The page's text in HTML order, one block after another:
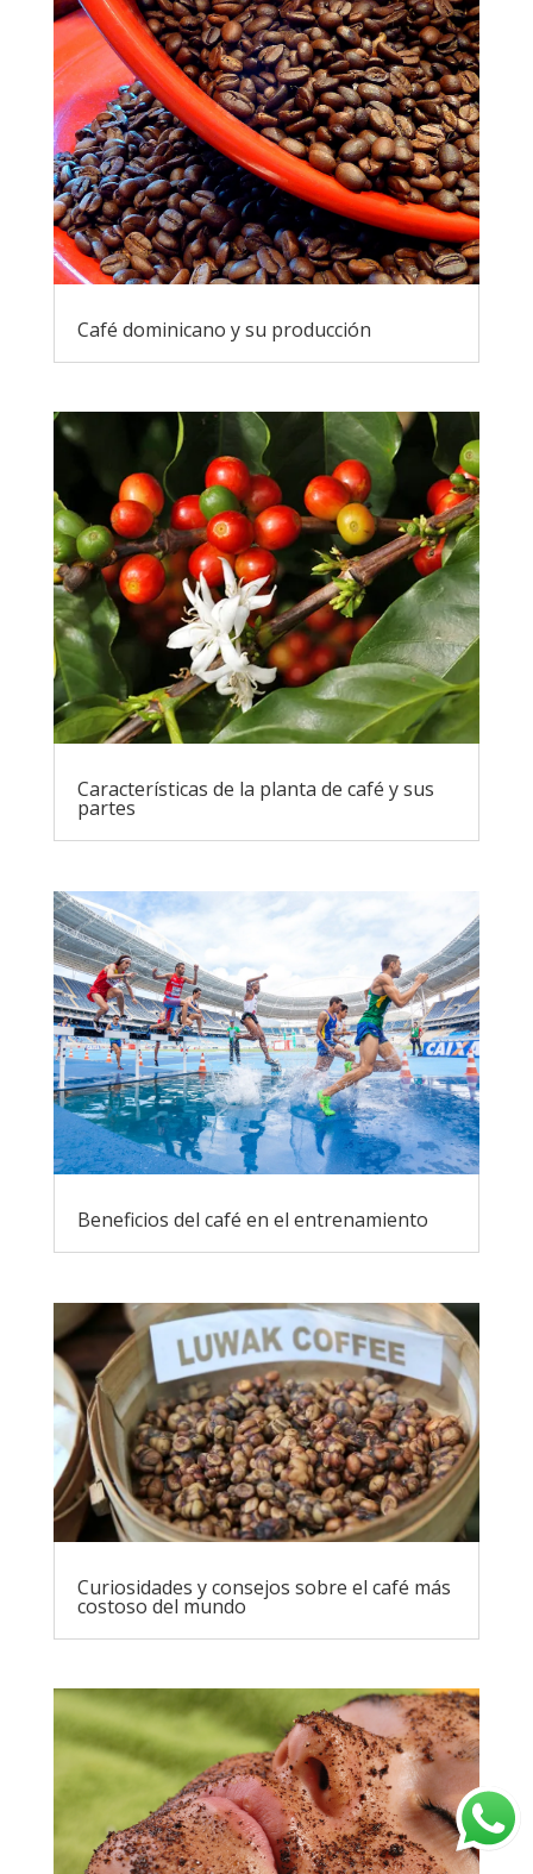
Café dominicano y su producción
Características de la planta de café y sus
partes
Beneficios del café en el entrenamiento
Curiosidades y consejos sobre el café más
costoso del mundo